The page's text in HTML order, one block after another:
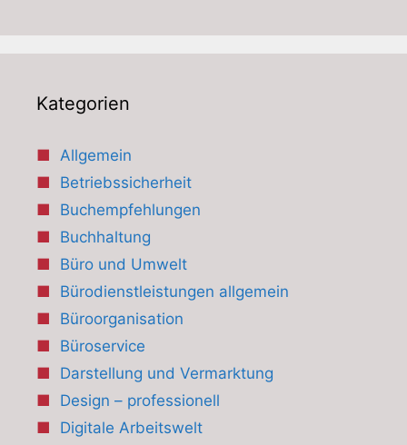
Kategorien
Allgemein
Betriebssicherheit
Buchempfehlungen
Buchhaltung
Büro und Umwelt
Bürodienstleistungen allgemein
Büroorganisation
Büroservice
Darstellung und Vermarktung
Design – professionell
Digitale Arbeitswelt